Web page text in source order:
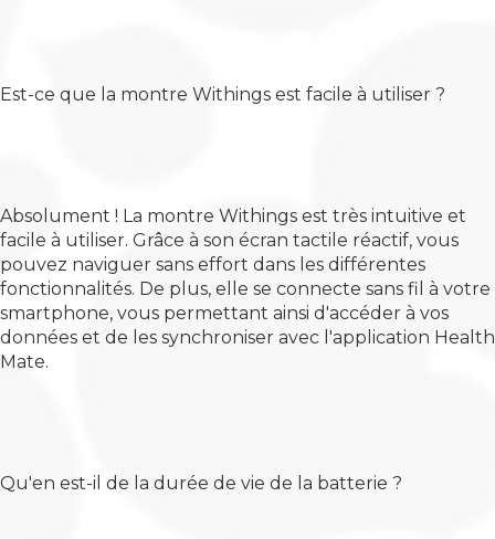
Est-ce que la montre Withings est facile à utiliser ?
Absolument ! La montre Withings est très intuitive et
facile à utiliser. Grâce à son écran tactile réactif, vous
pouvez naviguer sans effort dans les différentes
fonctionnalités. De plus, elle se connecte sans fil à votre
smartphone, vous permettant ainsi d'accéder à vos
données et de les synchroniser avec l'application Health
Mate.
Qu'en est-il de la durée de vie de la batterie ?